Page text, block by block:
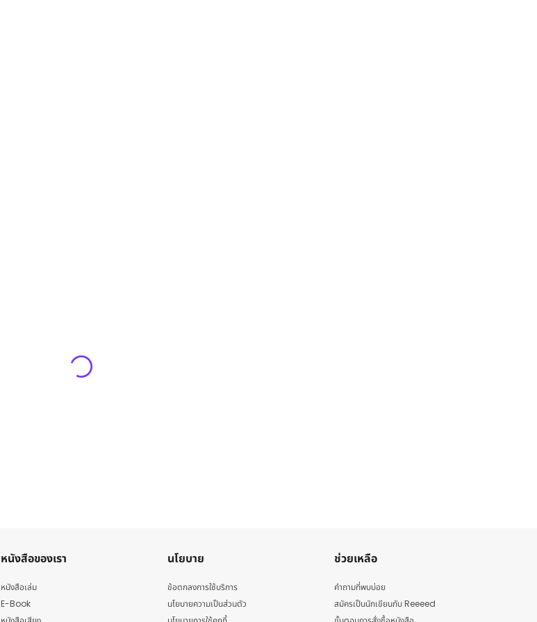
หนังสือของเรา
หนังสือเล่ม
E-Book
นโยบาย
ข้อตกลงการใช้บริการ
นโยบายความเป็นส่วนตัว
ช่วยเหลือ
คำถามที่พบบ่อย
สมัครเป็นนักเขียนกับ Reeeed